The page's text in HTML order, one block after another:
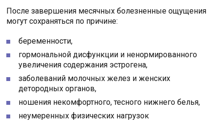
После завершения месячных болезненные ощущения
могут сохраняться по причине:
беременности,
гормональной дисфункции и ненормированного
увеличения содержания эстрогена,
заболеваний молочных желез и женских
детородных органов,
ношения некомфортного, тесного нижнего белья,
неумеренных физических нагрузок